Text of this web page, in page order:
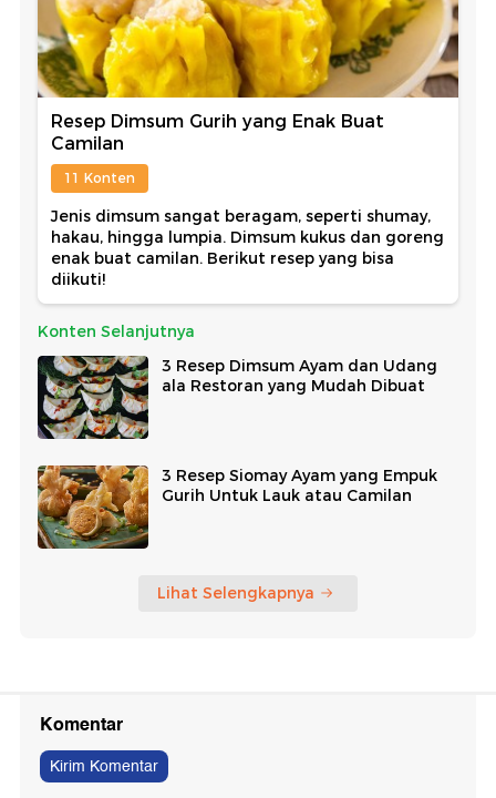
Resep Dimsum Gurih yang Enak Buat
Camilan
11 Konten
Jenis dimsum sangat beragam, seperti shumay,
hakau, hingga lumpia. Dimsum kukus dan goreng
enak buat camilan. Berikut resep yang bisa
diikuti!
Konten Selanjutnya
3 Resep Dimsum Ayam dan Udang
ala Restoran yang Mudah Dibuat
3 Resep Siomay Ayam yang Empuk
Gurih Untuk Lauk atau Camilan
Lihat Selengkapnya
Komentar
Kirim Komentar